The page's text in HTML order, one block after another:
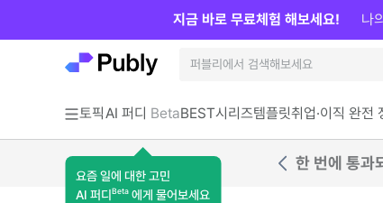
토픽AI 퍼디 Beta
요즘 일에 대한 고민
AI 퍼디 Beta 에게 물어보세요
BEST시리즈템플릿취업·이직 완전
지금 바로 무료체험 해보세요! 나
한 번에 통과